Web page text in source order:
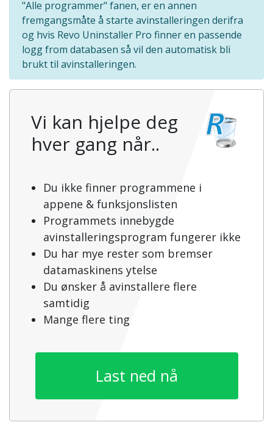
"Alle programmer" fanen, er en annen
fremgangsmåte å starte avinstalleringen derifra
og hvis Revo Uninstaller Pro finner en passende
logg from databasen så vil den automatisk bli
brukt til avinstalleringen.
Vi kan hjelpe deg
hver gang når..
Du ikke finner programmene i
appene & funksjonslisten
Programmets innebygde
avinstalleringsprogram fungerer ikke
Du har mye rester som bremser
datamaskinens ytelse
Du ønsker å avinstallere flere
samtidig
Mange flere ting
Last ned nå